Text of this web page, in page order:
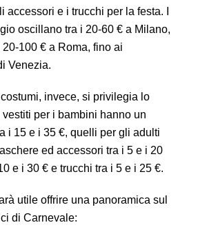
accessori e i trucchi per la festa. I
oscillano tra i 20-60 € a Milano,
100 € a Roma, fino ai
Venezia.
invece, si privilegia lo
per i bambini hanno un
i 15 e i 35 €, quelli per gli adulti
ed accessori tra i 5 e i 20
e i 30 € e trucchi tra i 5 e i 25 €.
utile offrire una panoramica sul
di Carnevale: